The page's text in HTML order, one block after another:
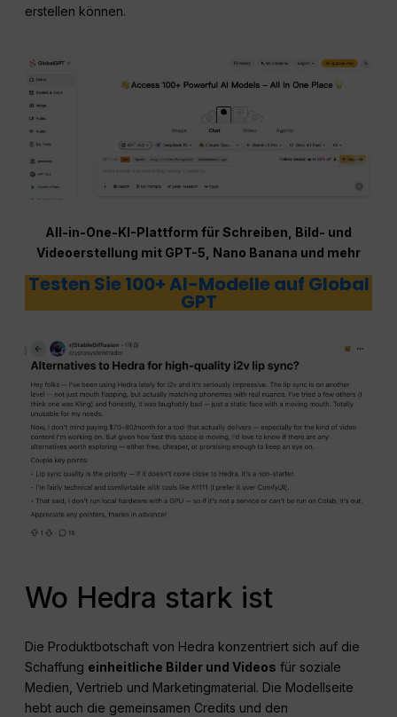
erstellen können.
All-in-One-KI-Plattform für Schreiben, Bild- und
Videoerstellung mit GPT-5, Nano Banana und mehr
Testen Sie 100+ AI-Modelle auf Global
GPT
Wo Hedra stark ist
Die Produktbotschaft von Hedra konzentriert sich auf die
Schaffung einheitliche Bilder und Videos für soziale
Medien, Vertrieb und Marketingmaterial. Die Modellseite
hebt auch die gemeinsamen Credits und den